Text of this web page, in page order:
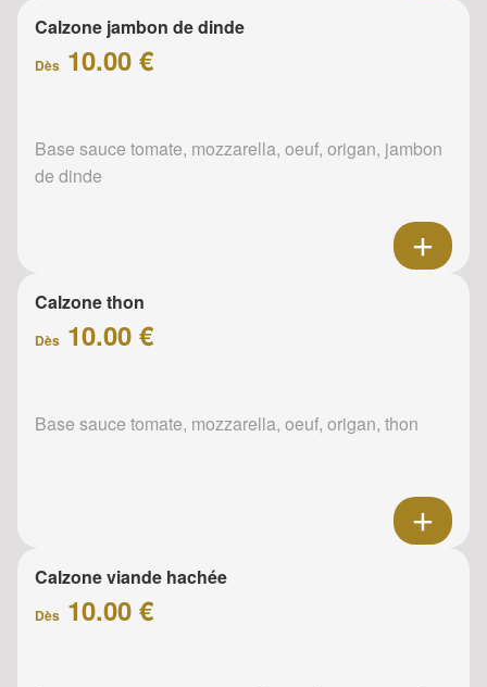
Calzone jambon de dinde
Dès 10.00 €
Base sauce tomate, mozzarella, oeuf, origan, jambon
de dinde
Calzone thon
Dès 10.00 €
Base sauce tomate, mozzarella, oeuf, origan, thon
Calzone viande hachée
Dès 10.00 €